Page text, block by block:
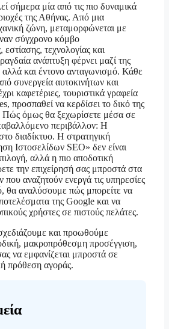
σήμερα μία από τις πιο δυναμικά
της Αθήνας. Από μια
ζώνη, μεταμορφώνεται με
σύγχρονο κόμβο
εστίασης, τεχνολογίας και
ανάπτυξη φέρνει μαζί της
αλλά και έντονο ανταγωνισμό. Κάθε
συνεργεία αυτοκινήτων και
καφετέριες, τουριστικά γραφεία
προσπαθεί να κερδίσει το δικό της
Πώς όμως θα ξεχωρίσετε μέσα σε
περιβάλλον: Η
διαδίκτυο. Η στρατηγική
Ιστοσελίδων SEO» δεν είναι
αλλά η πιο αποδοτική
την επιχείρησή σας μπροστά στα
αναζητούν ενεργά τις υπηρεσίες
θα αναλύσουμε πώς μπορείτε να
της Google και να
χρήστες σε πιστούς πελάτες.
και προωθούμε
μακροπρόθεσμη προσέγγιση,
να εμφανίζεται μπροστά σε
πρόθεση αγοράς.